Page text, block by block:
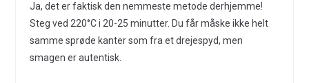
Ja, det er faktisk den nemmeste metode derhjemme!
Steg ved 220°C i 20-25 minutter. Du får måske ikke helt
samme sprøde kanter som fra et drejespyd, men
smagen er autentisk.